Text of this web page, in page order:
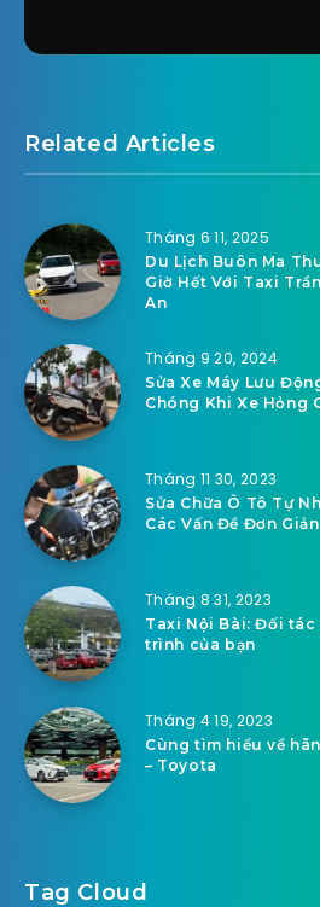
Related Articles
Tháng 6 11, 2025
Du Lịch Buôn Ma
Giờ Hết Với Taxi
An
Tháng 9 20, 2024
Sửa Xe Máy Lưu
Chóng Khi Xe Hỏng
Tháng 11 30, 2023
Sửa Chữa Ô Tô Tự
Các Vấn Đề Đơn Giản
Tháng 8 31, 2023
Taxi Nội Bài: Đối
trình của bạn
Tháng 4 19, 2023
Cùng tìm hiểu về
– Toyota
Tag Cloud